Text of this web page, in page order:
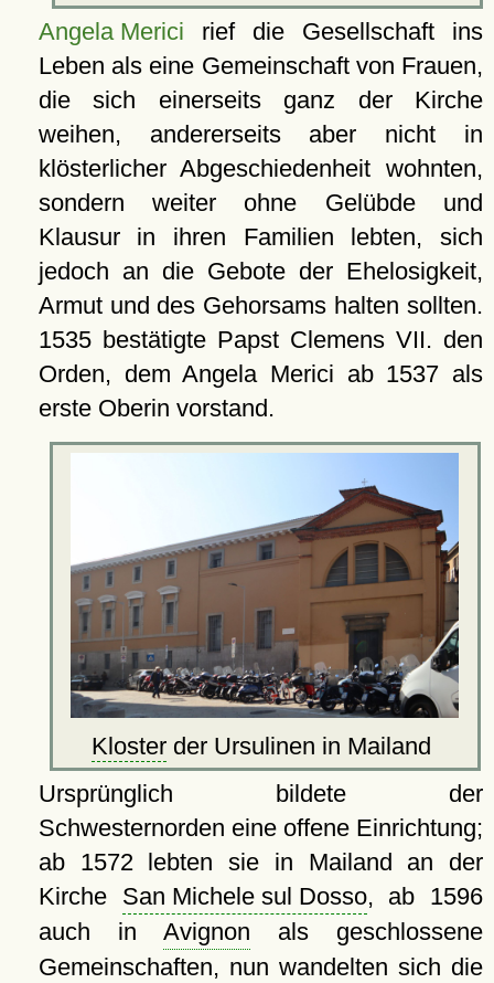
Angela Merici rief die Gesellschaft ins
Leben als eine Gemeinschaft von Frauen,
die sich einerseits ganz der Kirche
weihen, andererseits aber nicht in
klösterlicher Abgeschiedenheit wohnten,
sondern weiter ohne Gelübde und
Klausur in ihren Familien lebten, sich
jedoch an die Gebote der Ehelosigkeit,
Armut und des Gehorsams halten sollten.
1535 bestätigte Papst Clemens VII. den
Orden, dem Angela Merici ab 1537 als
erste Oberin vorstand.
Kloster der Ursulinen in Mailand
Ursprünglich bildete der
Schwesternorden eine offene Einrichtung;
ab 1572 lebten sie in Mailand an der
Kirche San Michele sul Dosso, ab 1596
auch inAvignon als geschlossene
Gemeinschaften, nun wandelten sich die